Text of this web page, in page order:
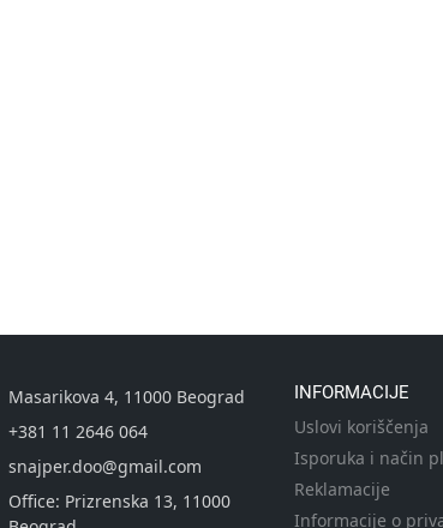
Masarikova 4, 11000 Beograd
+381 11 2646 064
snajper.doo@gmail.com
Office: Prizrenska 13, 11000
INFORMACIJE
Uslovi koriščenja
Isporuka i način
Reklamacije
Informacije o